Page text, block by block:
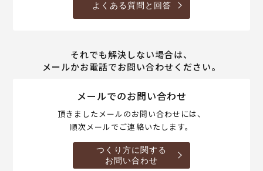
よくある質問と回答
それでも解決しない場合は、
メールかお電話でお問い合わせください。
メールでのお問い合わせ
頂きましたメールのお問い合わせには、
順次メールでご連絡いたします。
つくり方に関する
お問い合わせ